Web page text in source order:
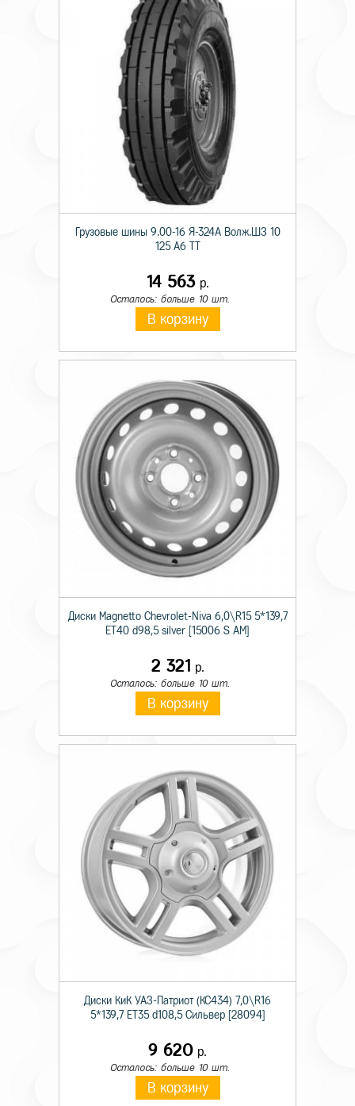
Грузовые шины 9.00-16 Я-324А Волж.ШЗ 10
125 A6 TT
14 563р.
Осталось: больше 10 шт.
В корзину
Диски Magnetto Chevrolet-Niva 6,0\R15 5*139,7
ET40 d98,5 silver [15006 S AM]
2 321 р.
Осталось: больше 10 шт.
В корзину
Диски КиК УАЗ-Патриот (КС434) 7,0\R16
5*139,7 ET35 d108,5 Сильвер [28094]
9 620 р.
Осталось: больше 10 шт.
В корзину